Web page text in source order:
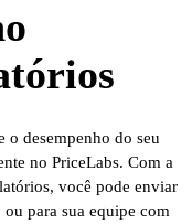
o desempenho do seu
no PriceLabs. Com a
você pode enviar
para sua equipe com